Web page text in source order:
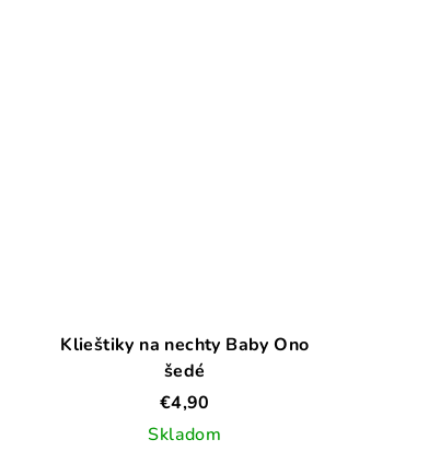
Klieštiky na nechty Baby Ono
šedé
€4,90
Skladom